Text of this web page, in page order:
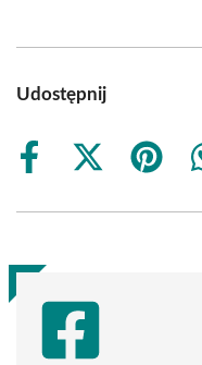
Udostępnij
Share
Share
(Twitter)
Share